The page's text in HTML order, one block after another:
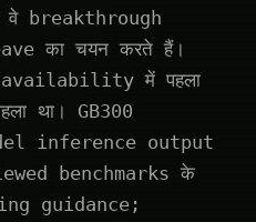
वे breakthrough
का चयन करते हैं।
availability में पहला
था। GB300
inference output
benchmarks के
guidance;